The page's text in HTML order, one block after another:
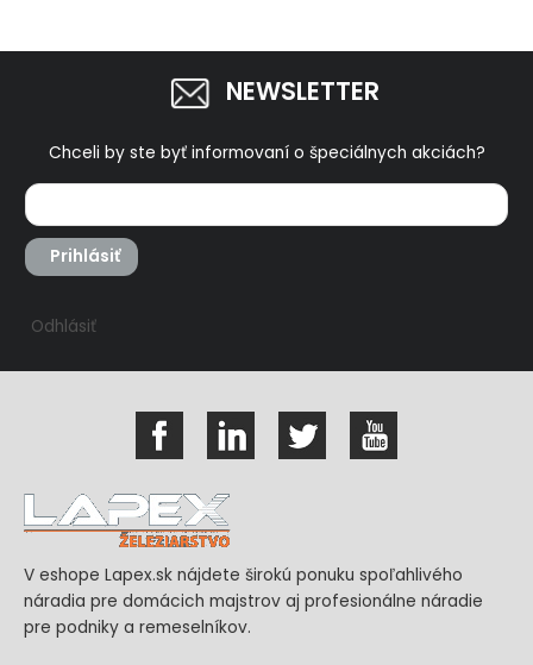
NEWSLETTER
Chceli by ste byť informovaní o špeciálnych akciách?
Prihlásiť
Odhlásiť
V eshope Lapex.sk nájdete širokú ponuku spoľahlivého
náradia pre domácich majstrov aj profesionálne náradie
pre podniky a remeselníkov.